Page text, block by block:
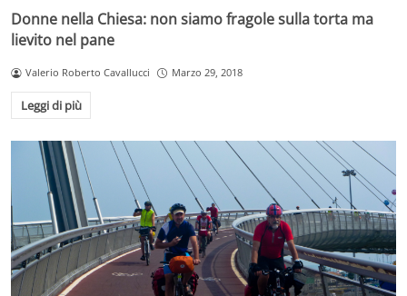
Donne nella Chiesa: non siamo fragole sulla torta ma
lievito nel pane
Valerio Roberto Cavallucci Marzo 29, 2018
Leggi di più